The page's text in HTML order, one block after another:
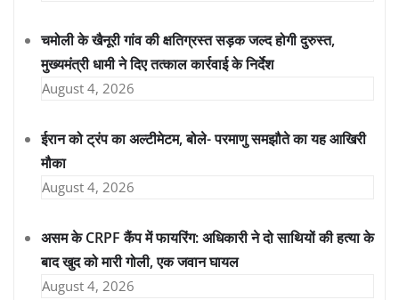
चमोली के खैनूरी गांव की क्षतिग्रस्त सड़क जल्द होगी दुरुस्त,
मुख्यमंत्री धामी ने दिए तत्काल कार्रवाई के निर्देश
August 4, 2026
ईरान को ट्रंप का अल्टीमेटम, बोले- परमाणु समझौते का यह आखिरी
मौका
August 4, 2026
असम के CRPF कैंप में फायरिंग: अधिकारी ने दो साथियों की हत्या के
बाद खुद को मारी गोली, एक जवान घायल
August 4, 2026